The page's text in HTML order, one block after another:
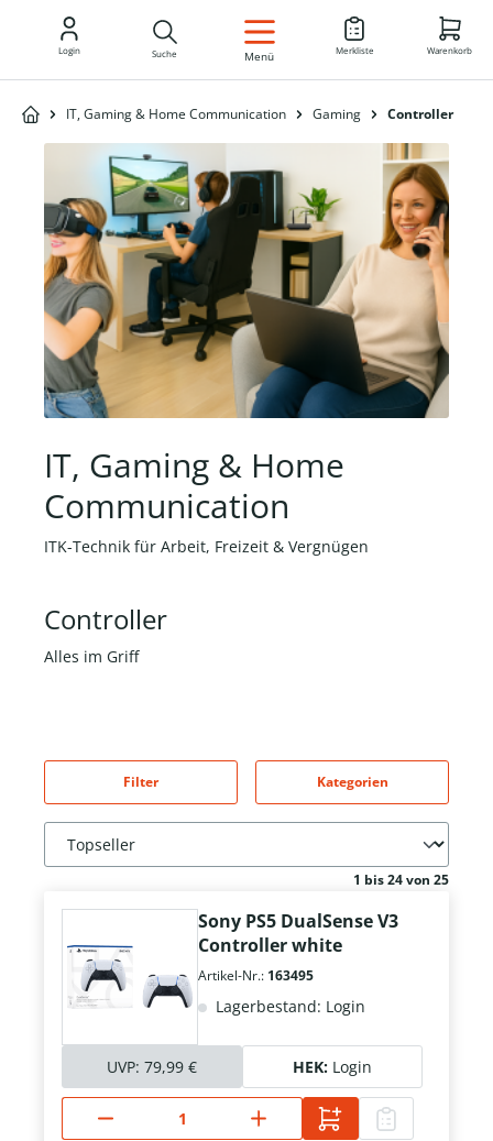
DE
Login Suche Menü Merkliste Warenkorb
IT, Gaming & Home Communication Gaming Controller
IT, Gaming & Home
Communication
ITK-Technik für Arbeit, Freizeit & Vergnügen
Controller
Alles im Griff
Filter Kategorien
1 bis 24 von 25
Sony PS5 DualSense V3
Controller white
Artikel-Nr.: 163495
Lagerbestand: Login
UVP: 79,99 € HEK: Login